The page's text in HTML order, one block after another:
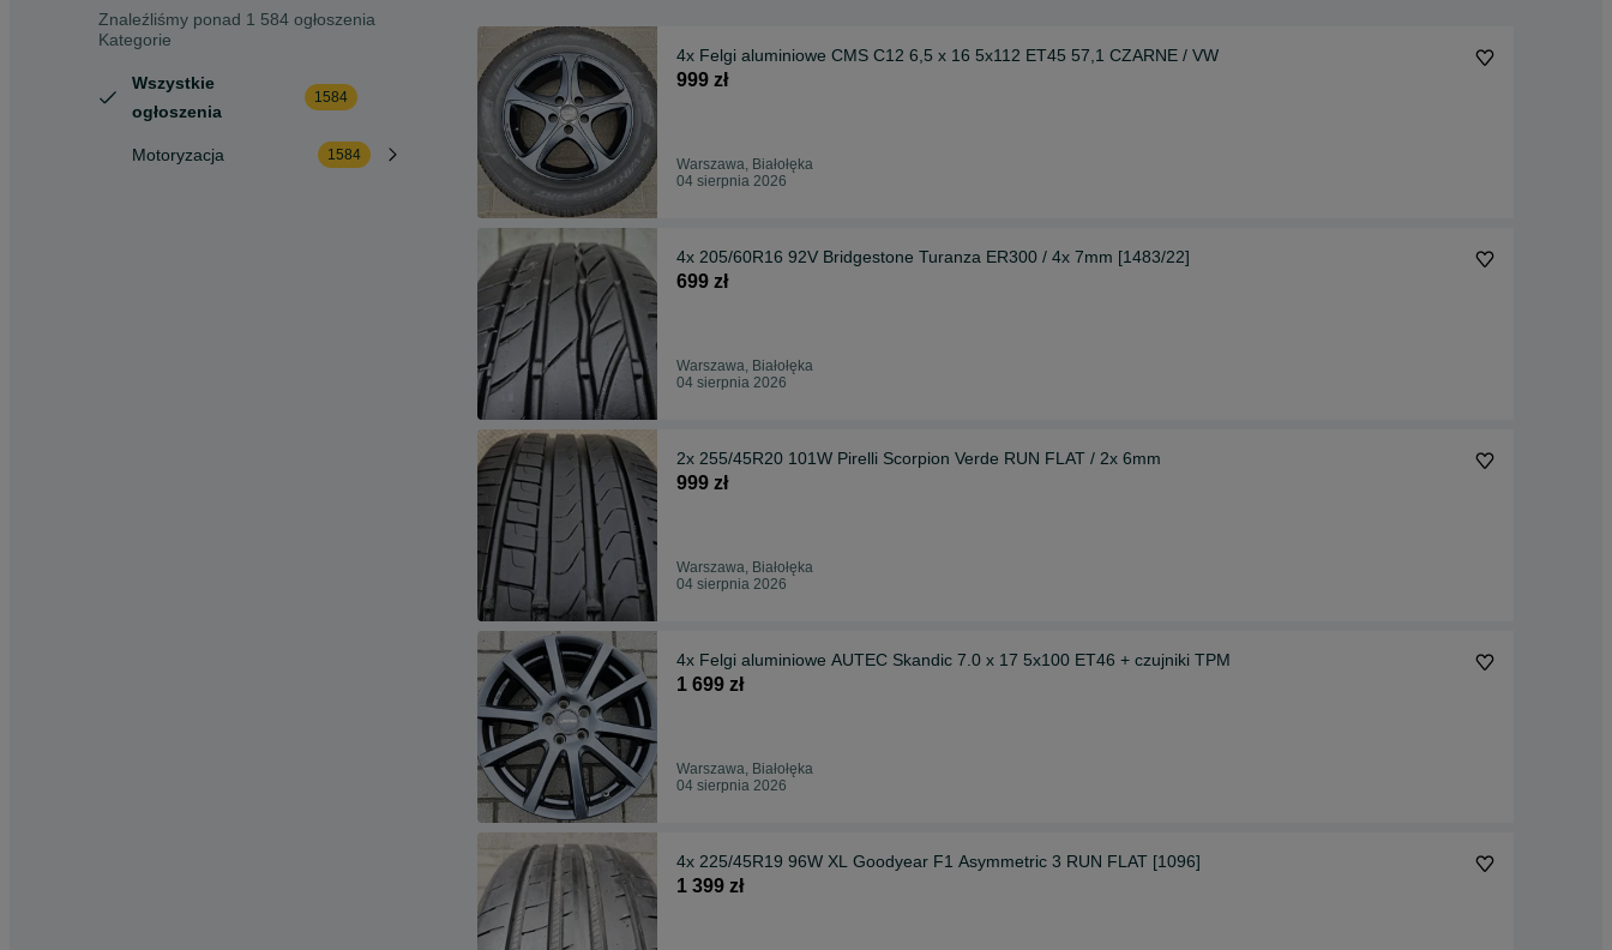
Znaleźliśmy ponad 1 584 ogłoszenia
Kategorie
Wszystkie
ogłoszenia
1584
Motoryzacja 1584
4x Felgi aluminiowe CMS C12 6,5 x 16 5x112 ET45 57,1 CZARNE / VW
999 zł
Warszawa, Białołęka
04 sierpnia 2026
4x 205/60R16 92V Bridgestone Turanza ER300 / 4x 7mm [1483/22]
699 zł
Warszawa, Białołęka
04 sierpnia 2026
2x 255/45R20 101W Pirelli Scorpion Verde RUN FLAT / 2x 6mm
999 zł
Warszawa, Białołęka
04 sierpnia 2026
4x Felgi aluminiowe AUTEC Skandic 7.0 x 17 5x100 ET46 + czujniki TPM
1 699 zł
Warszawa, Białołęka
04 sierpnia 2026
4x 225/45R19 96W XL Goodyear F1 Asymmetric 3 RUN FLAT [1096]
1 399 zł